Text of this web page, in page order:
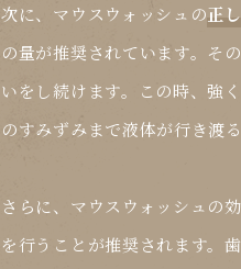
次に、マウスウォッシュの正
の量が推奨されています。そ
いをし続けます。この時、強
のすみずみまで液体が行き渡
さらに、マウスウォッシュの
を行うことが推奨されます。